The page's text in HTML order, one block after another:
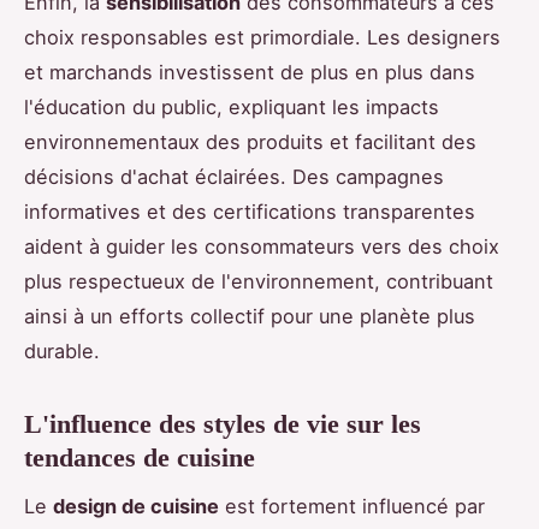
choix responsables est primordiale. Les designers
et marchands investissent de plus en plus dans
l'éducation du public, expliquant les impacts
environnementaux des produits et facilitant des
décisions d'achat éclairées. Des campagnes
informatives et des certifications transparentes
aident à guider les consommateurs vers des choix
plus respectueux de l'environnement, contribuant
ainsi à un efforts collectif pour une planète plus
durable.
L'influence des styles de vie sur les
tendances de cuisine
Le design de cuisine est fortement influencé par